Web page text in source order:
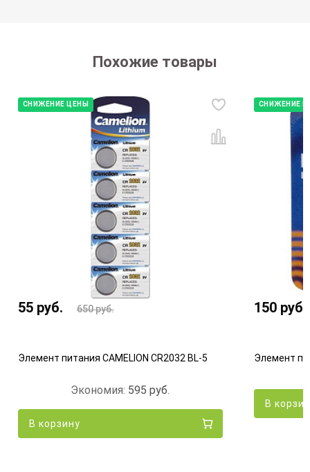
Похожие товары
СНИЖЕНИЕ ЦЕНЫ
55 руб. 650руб.
Элемент питания CAMELION CR2032 BL-5
Экономия: 595руб.
В корзину
СНИЖЕНИЕ
150 руб.
Элемент
В